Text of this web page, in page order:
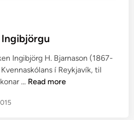
Ingibjörg H. Bjarnason (1867-
í Reykjavík, til
… B
Read more